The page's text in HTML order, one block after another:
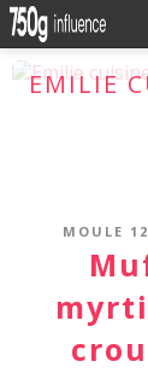
EMILIE
MOULE